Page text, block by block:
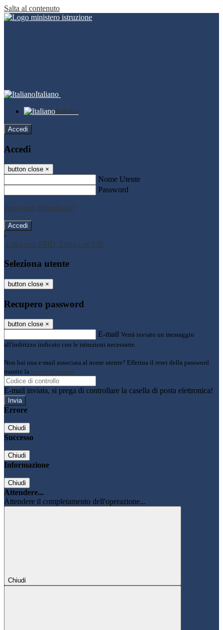
Salta al contenuto
Italiano
Italiano
Accedi
Accedi
button close ×
Nome Utente
Password
Password dimenticata?
-
Entra con SPID Entra con CIE
Seleziona utente
button close ×
Recupero password
button close ×
E-mail Verrà inviato un messaggio
all'indirizzo indicato con le istruzioni necessarie.
Non hai una e-mail associata al nome utente? Effettua il reset della password
tramite la Login Spaggiari
E-mail inviata, si prega di controllare la casella di posta elettronica!
Errore
Chiudi
Successo
Chiudi
Informazione
Chiudi
Attendere...
Attendere il completamento dell'operazione...
Chiudi